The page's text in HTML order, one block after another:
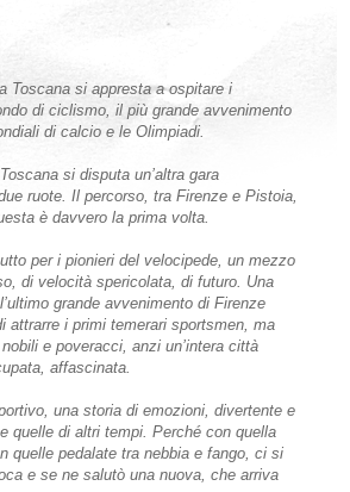
Toscana si appresta a ospitare i
di ciclismo, il più grande avvenimento
di calcio e le Olimpiadi.
si disputa un’altra gara
ruote. Il percorso, tra Firenze e Pistoia,
è davvero la prima volta.
per i pionieri del velocipede, un mezzo
di velocità spericolata, di futuro. Una
grande avvenimento di Firenze
attrarre i primi temerari sportsmen, ma
e poveracci, anzi un’intera città
affascinata.
una storia di emozioni, divertente e
quelle di altri tempi. Perché con quella
quelle pedalate tra nebbia e fango, ci si
e se ne salutò una nuova, che arriva